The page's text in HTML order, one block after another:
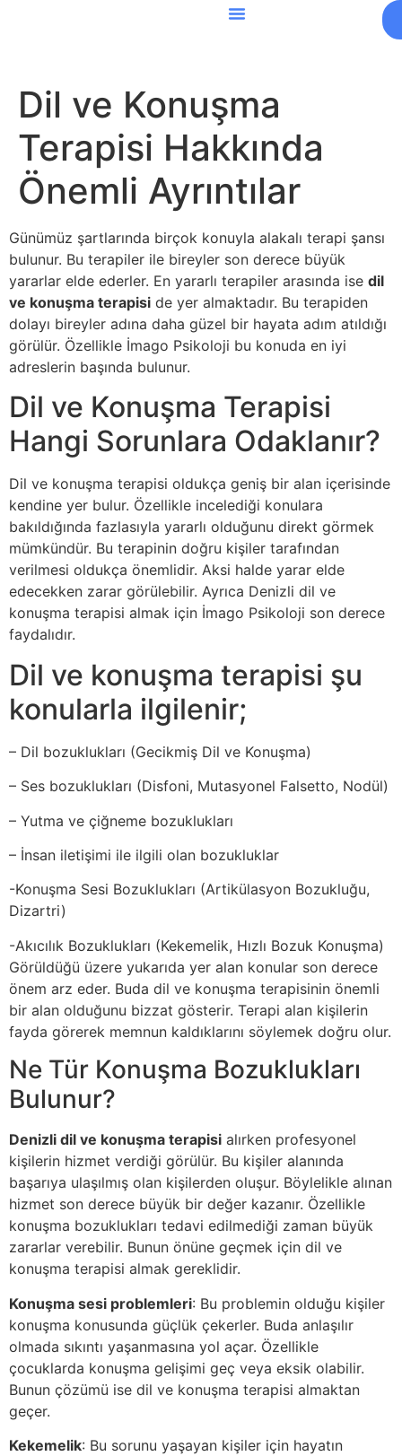
Dil ve Konuşma
Terapisi Hakkında
Önemli Ayrıntılar
Günümüz şartlarında birçok konuyla alakalı terapi şansı
bulunur. Bu terapiler ile bireyler son derece büyük
yararlar elde ederler. En yararlı terapiler arasında ise dil
ve konuşma terapisi de yer almaktadır. Bu terapiden
dolayı bireyler adına daha güzel bir hayata adım atıldığı
görülür. Özellikle İmago Psikoloji bu konuda en iyi
adreslerin başında bulunur.
Dil ve Konuşma Terapisi
Hangi Sorunlara Odaklanır?
Dil ve konuşma terapisi oldukça geniş bir alan içerisinde
kendine yer bulur. Özellikle incelediği konulara
bakıldığında fazlasıyla yararlı olduğunu direkt görmek
mümkündür. Bu terapinin doğru kişiler tarafından
verilmesi oldukça önemlidir. Aksi halde yarar elde
edecekken zarar görülebilir. Ayrıca Denizli dil ve
konuşma terapisi almak için İmago Psikoloji son derece
faydalıdır.
Dil ve konuşma terapisi şu
konularla ilgilenir;
– Dil bozuklukları (Gecikmiş Dil ve Konuşma)
– Ses bozuklukları (Disfoni, Mutasyonel Falsetto, Nodül)
– Yutma ve çiğneme bozuklukları
– İnsan iletişimi ile ilgili olan bozukluklar
-Konuşma Sesi Bozuklukları (Artikülasyon Bozukluğu,
Dizartri)
-Akıcılık Bozuklukları (Kekemelik, Hızlı Bozuk Konuşma)
Görüldüğü üzere yukarıda yer alan konular son derece
önem arz eder. Buda dil ve konuşma terapisinin önemli
bir alan olduğunu bizzat gösterir. Terapi alan kişilerin
fayda görerek memnun kaldıklarını söylemek doğru olur.
Ne Tür Konuşma Bozuklukları
Bulunur?
Denizli dil ve konuşma terapisi alırken profesyonel
kişilerin hizmet verdiği görülür. Bu kişiler alanında
başarıya ulaşılmış olan kişilerden oluşur. Böylelikle alınan
hizmet son derece büyük bir değer kazanır. Özellikle
konuşma bozuklukları tedavi edilmediği zaman büyük
zararlar verebilir. Bunun önüne geçmek için dil ve
konuşma terapisi almak gereklidir.
Konuşma sesi problemleri: Bu problemin olduğu kişiler
konuşma konusunda güçlük çekerler. Buda anlaşılır
olmada sıkıntı yaşanmasına yol açar. Özellikle
çocuklarda konuşma gelişimi geç veya eksik olabilir.
Bunun çözümü ise dil ve konuşma terapisi almaktan
geçer.
Kekemelik: Bu sorunu yaşayan kişiler için hayatın